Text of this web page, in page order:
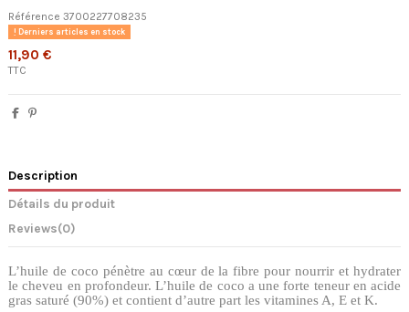
Référence 3700227708235
Derniers articles en stock
11,90 €
TTC
Description
Détails du produit
Reviews(0)
L’huile de coco pénètre au cœur de la fibre pour nourrir et hydrater
le cheveu en profondeur. L’huile de coco a une forte teneur en acide
gras saturé (90%) et contient d’autre part les vitamines A, E et K.